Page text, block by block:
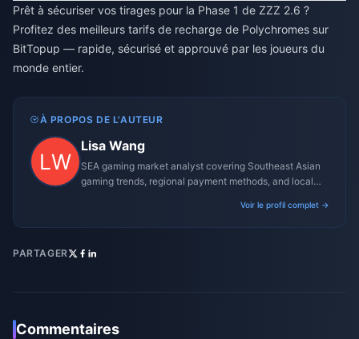
Prêt à sécuriser vos tirages pour la Phase 1 de ZZZ 2.6 ?
Profitez des meilleurs tarifs de recharge de Polychromes sur
BitTopup — rapide, sécurisé et approuvé par les joueurs du
monde entier.
À PROPOS DE L'AUTEUR
Lisa Wang
SEA gaming market analyst covering Southeast Asian
gaming trends, regional payment methods, and local
Voir le profil complet →
PARTAGER
Commentaires